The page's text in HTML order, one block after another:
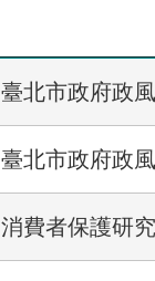
臺北市政府政
臺北市政府政
消費者保護研